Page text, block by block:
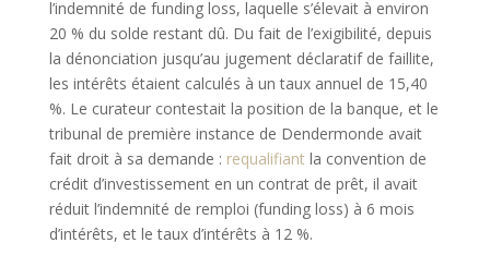
l’indemnité de funding loss, laquelle s’élevait à environ
20 % du solde restant dû. Du fait de l’exigibilité, depuis
la dénonciation jusqu’au jugement déclaratif de faillite,
les intérêts étaient calculés à un taux annuel de 15,40
%. Le curateur contestait la position de la banque, et le
tribunal de première instance de Dendermonde avait
fait droit à sa demande : requalifiant la convention de
crédit d’investissement en un contrat de prêt, il avait
réduit l’indemnité de remploi (funding loss) à 6 mois
d’intérêts, et le taux d’intérêts à 12 %.